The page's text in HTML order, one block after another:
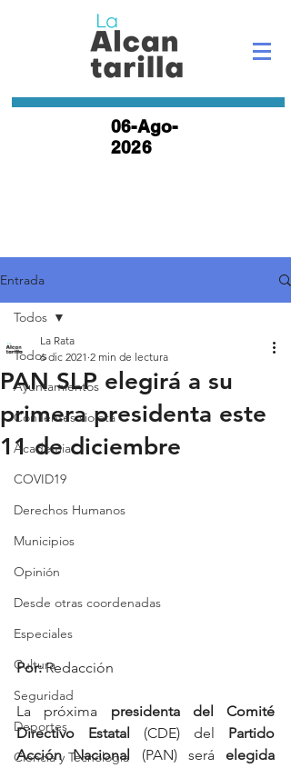
06-Ago-
2026
Entrada
Todos
Ayuntamientos
Con lentes violeta
Academia
COVID19
Derechos Humanos
Municipios
Opinión
Desde otras coordenadas
Especiales
Cultura
Seguridad
Deportes
Ciencia y Tecnología
Todos
PAN SLP elegirá a su
primera presidenta este
11 de diciembre
La Rata
6 dic 2021 2 min de lectura
Por: Redacción
La próxima presidenta del Comité
Directivo Estatal
(CDE) del Partido
Acción Nacional
(PAN) será elegida